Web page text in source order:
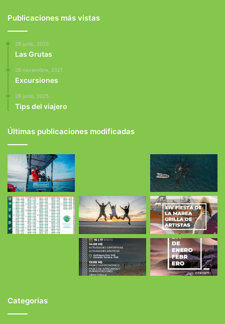
Publicaciones más vistas
28 junio, 2025
Las Grutas
28 noviembre, 2021
Excursiones
28 junio, 2025
Tips del viajero
Últimas publicaciones modificadas
Categorías